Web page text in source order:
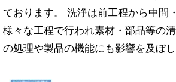
ております。 洗浄は前工程から中間
様々な工程で行われ素材・部品等の
の処理や製品の機能にも影響を及ぼ